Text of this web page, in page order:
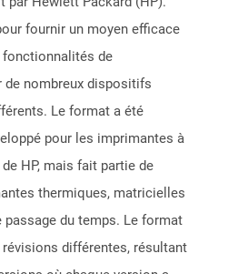
fournir un moyen efficace
de
de nombreux dispositifs
Le format a été
pour les imprimantes à
HP, mais fait partie de
thermiques, matricielles
passage du temps. Le format
différentes, résultant